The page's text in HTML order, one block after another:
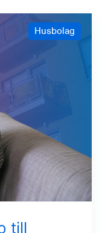
Husbolag
till